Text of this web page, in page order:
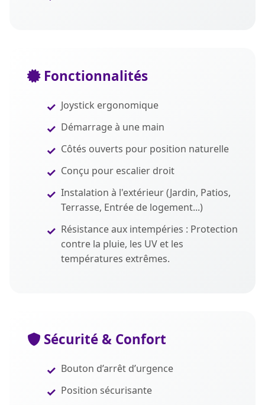
Fonctionnalités
Joystick ergonomique
Démarrage à une main
Côtés ouverts pour position naturelle
Conçu pour escalier droit
Instalation à l'extérieur (Jardin, Patios,
Terrasse, Entrée de logement...)
Résistance aux intempéries : Protection
contre la pluie, les UV et les
températures extrêmes.
Sécurité & Confort
Bouton d’arrêt d’urgence
Position sécurisante